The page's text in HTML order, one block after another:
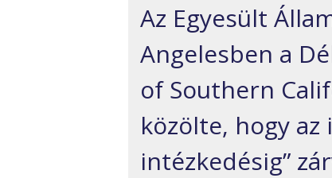
Az Egyesült
Angelesben a
of Southern
közölte, hogy
intézkedésig”